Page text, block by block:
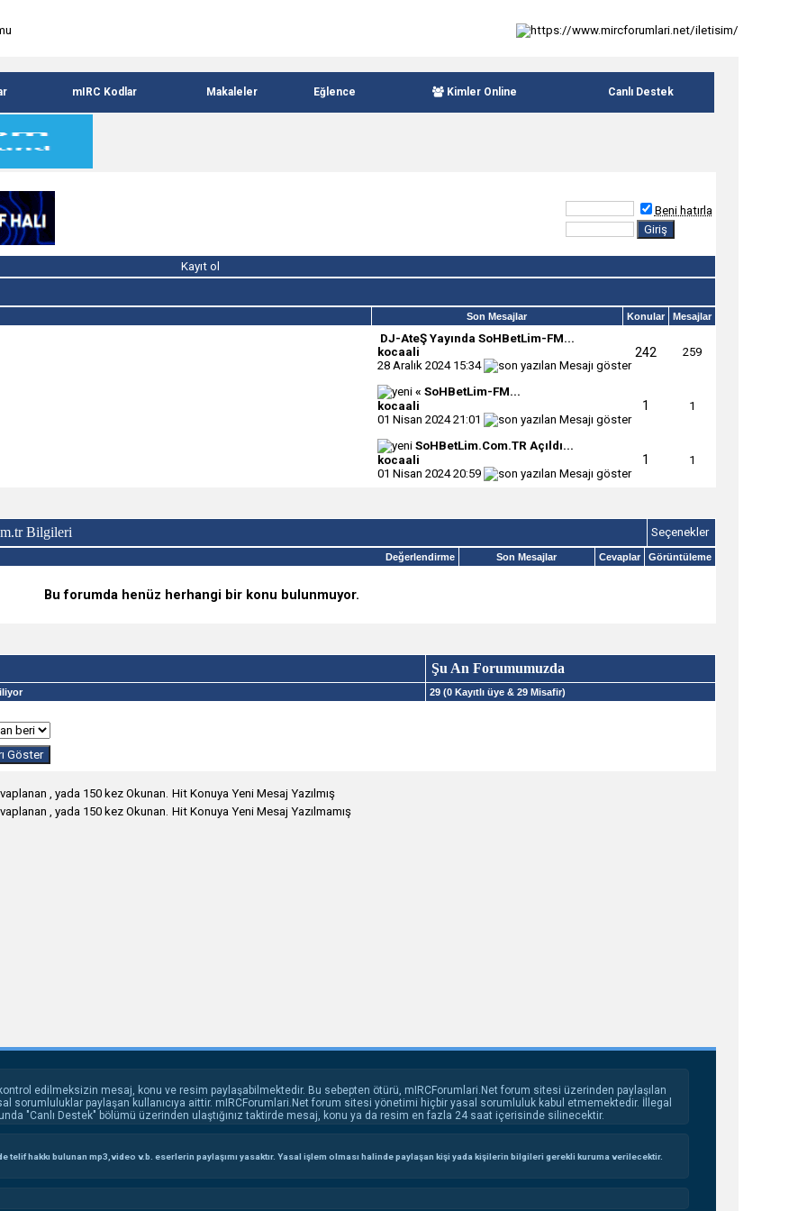
mIRC Kodlar Makaleler Eğlence Kimler Online Canlı Destek
Beni hatırla
Kayıt ol
Son Mesajlar Konular Mesajlar
DJ-AteŞ Yayında SoHBetLim-FM...
kocaali
28 Aralık 2024 15:34
242 259
« SoHBetLim-FM...
kocaali
01 Nisan 202421:01
1 1
SoHBetLim.Com.TR Açıldı...
kocaali
01 Nisan 202420:59
1 1
Bilgileri Seçenekler
Değerlendirme Son Mesajlar Cevaplar Görüntüleme
Bu forumda henüz herhangi bir konu bulunmuyor.
Şu An Forumumuzda
29 (0 Kayıtlı üye & 29 Misafir)
Hit Konuya Yeni Mesaj Yazılmış
Hit Konuya Yeni Mesaj Yazılmamış
edilmeksizin mesaj, konu ve resim paylaşabilmektedir. Bu sebepten ötürü, mIRCForumlari.Net forum sitesi üzerinden paylaşılan
sorumluluklar paylaşan kullanıcıya aittir. mIRCForumlari.Net forum sitesi yönetimi hiçbir yasal sorumluluk kabul etmemektedir. İllegal
"Canlı Destek" bölümü üzerinden ulaştığınız taktirde mesaj, konu ya da resim en fazla 24 saat içerisinde silinecektir.
telif hakkı bulunan mp3,video v.b. eserlerin paylaşımı yasaktır. Yasal işlem olması halinde paylaşan kişi yada kişilerin bilgileri gerekli kuruma verilecektir.